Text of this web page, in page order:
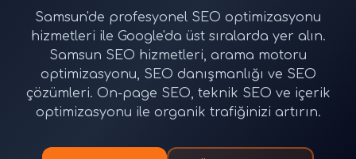
Samsun'de profesyonel SEO optimizasyonu
hizmetleri ile Google'da üst sıralarda yer alın.
Samsun SEO hizmetleri, arama motoru
optimizasyonu, SEO danışmanlığı ve SEO
çözümleri. On-page SEO, teknik SEO ve içerik
optimizasyonu ile organik trafiğinizi artırın.